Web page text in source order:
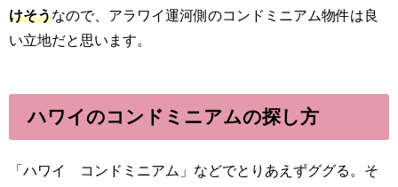
けそうなので、アラワイ運河側のコンドミニアム物件は良
い立地だと思います。
ハワイのコンドミニアムの探し方
「ハワイ コンドミニアム」などでとりあえずググる。そ